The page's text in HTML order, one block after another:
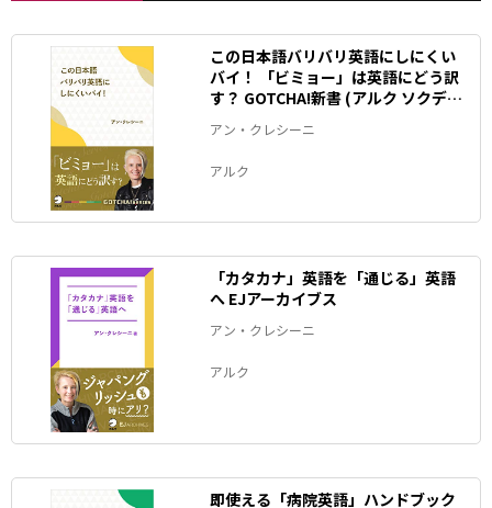
この日本語バリバリ英語にしにくい
バイ！ 「ビミョー」は英語にどう訳
す？ GOTCHA!新書 (アルク ソクデジ
BOOKS)
アン・クレシーニ
アルク
「カタカナ」英語を「通じる」英語
へ EJアーカイブス
アン・クレシーニ
アルク
即使える「病院英語」ハンドブック